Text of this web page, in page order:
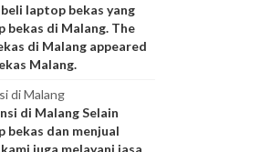
laptop bekas yang
bekas di Malang. The
di Malang appeared
Malang.
di Malang
di Malang Selain
bekas dan menjual